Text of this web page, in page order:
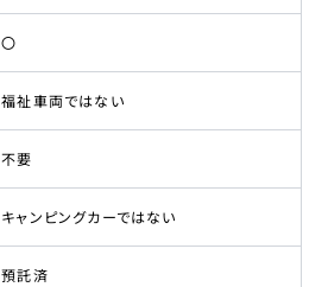
〇
福祉車両ではない
不要
キャンピングカーではない
預託済